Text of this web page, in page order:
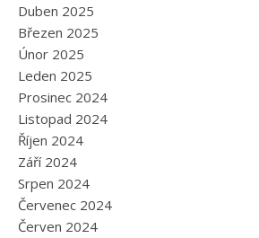
Duben 2025
Březen 2025
Únor 2025
Leden 2025
Prosinec 2024
Listopad 2024
Říjen 2024
Září 2024
Srpen 2024
Červenec 2024
Červen 2024